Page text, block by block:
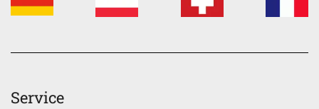
Service